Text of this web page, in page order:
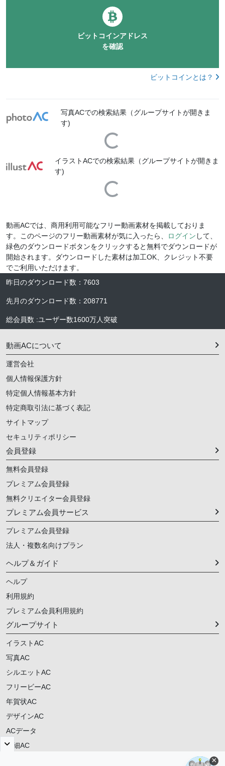
アクティブフリークライミング レジャー お出かけ
膝から上
ビットコインアドレス
を確認
ビットコインとは？
写真ACでの検索結果（グループサイトが開きま
す)
Loading...
イラストACでの検索結果（グループサイトが開きま
す)
Loading...
動画ACでは、商用利用可能なフリー動画素材を掲載しておりま
す。このページのフリー動画素材が気に入ったら、
ログイン して、
緑色のダウンロードボタンをクリックすると無料でダウンロードが
開始されます。ダウンロードした素材は加工OK、クレジット不要
でご利用いただけます。
昨日のダウンロード数 ： 7603
先月のダウンロード数 ： 208771
総会員数 :ユーザー数1600万人 突破
動画ACについて
運営会社
個人情報保護方針
特定個人情報基本方針
特定商取引法に基づく表記
サイトマップ
セキュリティポリシー
会員登録
無料会員登録
プレミアム会員登録
無料クリエイター会員登録
プレミアム会員サービス
プレミアム会員登録
法人・複数名向けプラン
ヘルプ＆ガイド
ヘルプ
利用規約
プレミアム会員利用規約
グループサイト
イラストAC
写真AC
シルエットAC
フリービーAC
年賀状AC
デザインAC
ACデータ
明細AC
×